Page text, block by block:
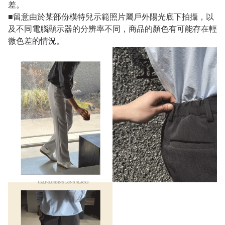
差。
■留意由於某部份模特兒示範照片屬戶外陽光底下拍攝，以
及不同電腦顯示器的分辨率不同，商品的顏色有可能存在輕
微色差的情況。